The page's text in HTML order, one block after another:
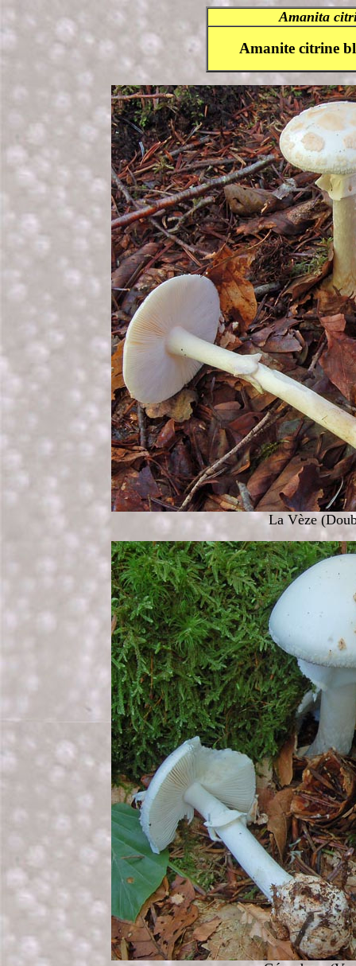
Amanita
Amanite citrine
La Vèze